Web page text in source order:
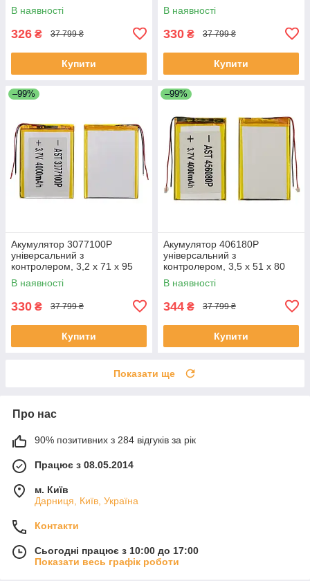
мм (3000 mAh)/Nomi Corsa
Tablet C070010/Nomi Corsa
В наявності
326 ₴ 37 799 ₴
Купити
мм (3000 mAh)/ для
смартфона, планшета
В наявності
330 ₴ 37 799 ₴
Купити
–99%
Акумулятор 3077100P
універсальний з
контролером, 3,2 х 71 х 95
мм (3000 mAh)/ для
смартфона, планшета
В наявності
330 ₴ 37 799 ₴
Купити
–99%
Акумулятор 406180P
універсальний з
контролером, 3,5 х 51 х 80
мм (1600 mAh)/ для
смартфона, планшета
В наявності
344 ₴ 37 799 ₴
Купити
Показати ще
Про нас
90% позитивних з 284 відгуків за рік
Працює з 08.05.2014
м. Київ
Дарниця, Київ, Україна
Контакти
Сьогодні працює з 10:00 до 17:00
Показати весь графік роботи